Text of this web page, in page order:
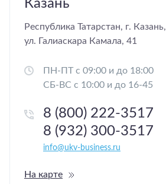
Казань
Республика Татарстан, г. Казань,
ул. Галиаскара Камала, 41
На карте
ПН-ПТ с 09:00 и до 18:00
СБ-ВС с 10:00 и до 16-45
8 (800) 222-3517
8 (932) 300-3517
info@ukv-business.ru